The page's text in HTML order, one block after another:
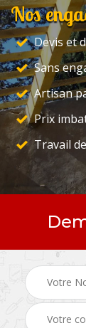
Nos
Devis et
Sans
Artisan
Prix
Travail